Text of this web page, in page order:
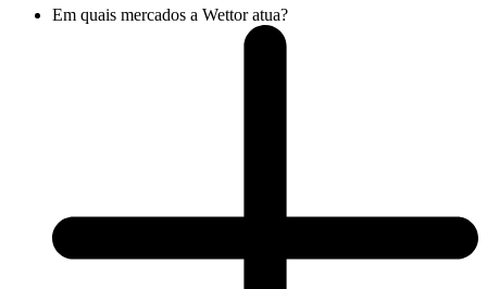
Em quais mercados a Wettor atua?